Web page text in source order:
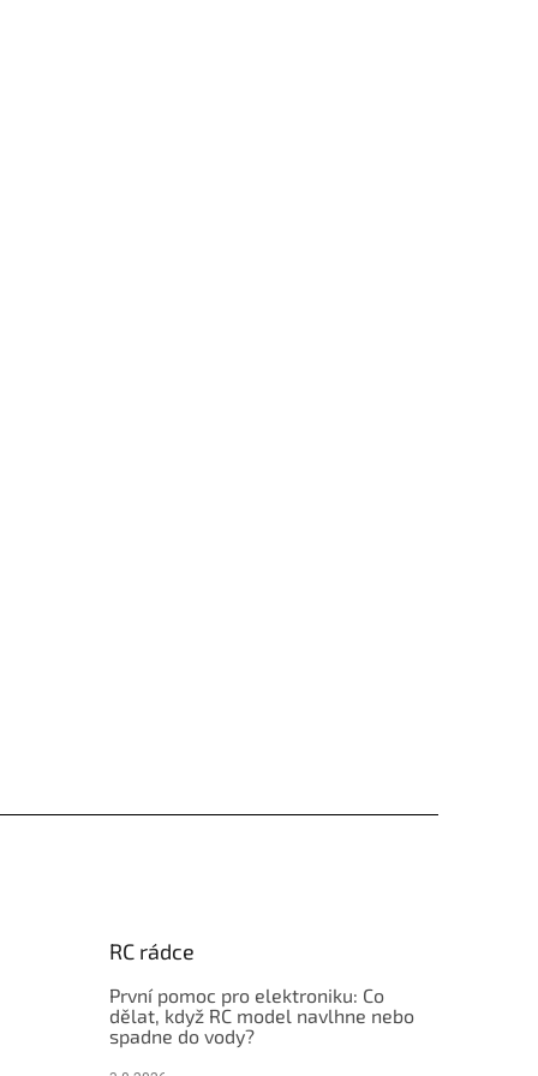
RC rádce
První pomoc pro elektroniku: Co
dělat, když RC model navlhne nebo
spadne do vody?